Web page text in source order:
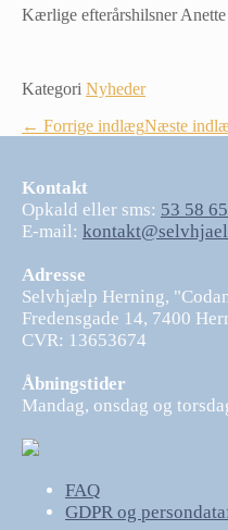
Kærlige efterårshilsner Anette
Kategori Nyheder
Indlægsnavigation
← Forrige indlægNæste
Kontakt
Opkald eller sms: 53 58
E-mail:
Adresse
Selvhjælp Herning,
Fredensgade 14, 7400
CVR: 13653674
Åbningstider
Mandag, onsdag og
FAQ
GDPR og